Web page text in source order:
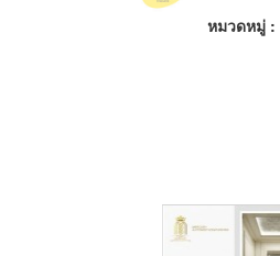
หมวดหมู่ :